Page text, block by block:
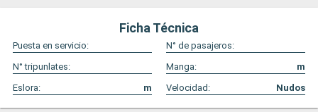
Ficha Técnica
Puesta en servicio:
N° de pasajeros:
N° tripunlates:
Manga:
m
Eslora:
m Velocidad: Nudos